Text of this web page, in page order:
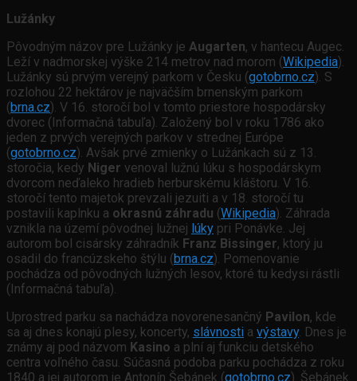
Lužánky
Pôvodným názov pre Lužánky je Augarten, v hantecu Augec.
Leží v nadmorskej výške 214 metrov nad morom (Wikipedia).
Lužánky sú prvým verejný parkom v Česku (gotobrno.cz). S
rozlohou 22 hektárov je najväčším brnenským parkom
(brna.cz). V 16. storočí bol v tomto priestore hospodársky
dvorec (Informačná tabuľa). Založený bol v roku 1786 ako
jeden z prvých verejných parkov v strednej Európe
(gotobrno.cz). Avšak prvé zmienky o Lužánkach sú z 13.
storočia, kedy Niger venoval lužnú lúku s hospodárskym
dvorcom neďaleko hradieb herburskému kláštoru. V 16.
storočí tento majetok prevzali jezuiti a v 18. storočí tu
postavili kaplnku a okrasnú záhradu (Wikipedia). Záhrada
vznikla na území pôvodnej lužnej lúky pri Ponávke. Jej
autorom bol cisársky záhradník Franz Bissinger, ktorý ju
osadil do francúzskeho štýlu (brna.cz). Pomenovanie
pochádza od pôvodných lužných lesov, ktoré tu kedysi rástli
(Informačná tabuľa).
Uprostred parku sa nachádza novorenesančný Pavilon, kde
sa aj dnes konajú plesy, koncerty, slávnosti a výstavy. Dnes je
známy aj pod názvom Kasino a plní aj funkciu detského
centra voľného času. Súčasná podoba parku pochádza z roku
1840 a jej autorom je Antonín Šebánek (gotobrno.cz). Šebánek